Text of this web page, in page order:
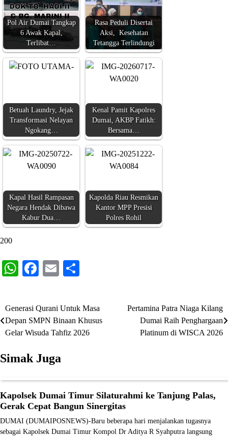
Pol Air Dumai Tangkap
6 Awak Kapal,
Terlibat…
Rasa Peduli Disertai
Aksi, Kesehatan
Tetangga Terlindungi
Betuah Laundry, Jejak
Transformasi Nelayan
Ngokang…
Kenal Pamit Kapolres
Dumai, AKBP Fatikh:
Bersama…
Kapal Hasil Rampasan
Negara Hendak Dibawa
Kabur Dua…
Kapolda Riau Resmikan
Kantor MPP Presisi
Polres Rohil
200
WhatsApp
Facebook
Email
Navigasi
pos
Generasi Qurani Untuk Masa
Depan SMPN Binaan Khusus
Gelar Wisuda Tahfiz 2026
Pertamina Patra Niaga Kilang
Dumai Raih Penghargaan
Platinum di WISCA 2026
Simak Juga
Kapolsek Dumai Timur Silaturahmi ke Tanjung Palas,
Gerak Cepat Bangun Sinergitas
DUMAI (DUMAIPOSNEWS)-Baru beberapa hari menjalankan tugasnya
sebagai Kapolsek Dumai Timur Kompol Dr Aditya R Syahputra langsung